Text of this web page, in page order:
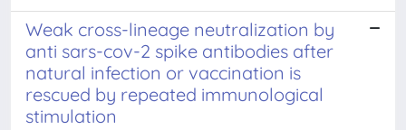
Weak cross-lineage neutralization by
anti sars-cov-2 spike antibodies after
natural infection or vaccination is
rescued by repeated immunological
stimulation